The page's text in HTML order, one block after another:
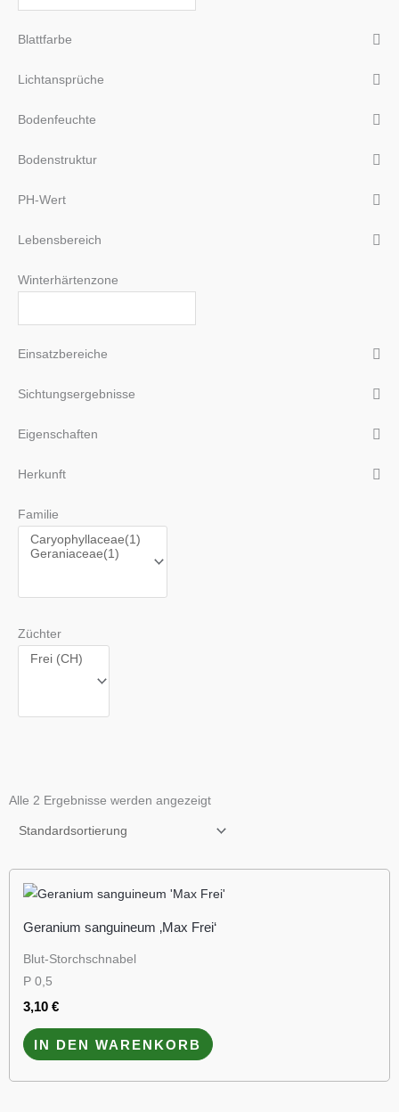
Blattfarbe
Lichtansprüche
Bodenfeuchte
Bodenstruktur
PH-Wert
Lebensbereich
Winterhärtenzone
Einsatzbereiche
Sichtungsergebnisse
Eigenschaften
Herkunft
Familie
Züchter
Alle 2 Ergebnisse werden angezeigt
Geranium sanguineum ‚Max Frei‘
Blut-Storchschnabel
P 0,5
3,10 €
IN DEN WARENKORB